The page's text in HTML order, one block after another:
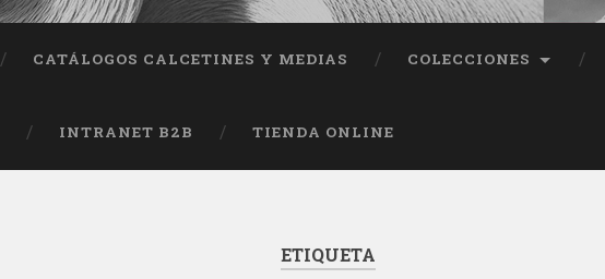
CATÁLOGOS CALCETINES Y MEDIAS COLECCIONES
INTRANET B2B TIENDA ONLINE
ETIQUETA